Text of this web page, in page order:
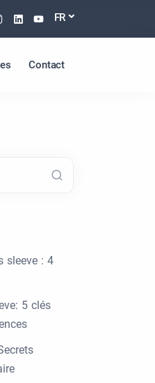
Instagram
Linkedin
Youtube
FR
Contact
sleeve : 4
5 clés